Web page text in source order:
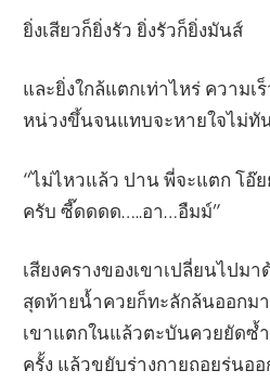
ยิ่งเสียวก็ยิ่งรัว ยิ่งรัวก็ยิ่งมันส์
และยิ่งใกล้แตกเท่าไหร่ ความเ
หน่วงขึ้นจนแทบจะหายใจไม่ทั
“ไม่ไหวแล้ว ปาน พี่จะแตก โ
ครับ ซี๊ดดดด…..อา…อืมม์”
เสียงครางของเขาเปลี่ยนไปม
สุดท้ายน้ำควยก็ทะลักล้นออกมา
เขาแตกในแล้วตะบันควยยัดซ้
ครั้ง แล้วขยับร่างกายถอยร่นอ